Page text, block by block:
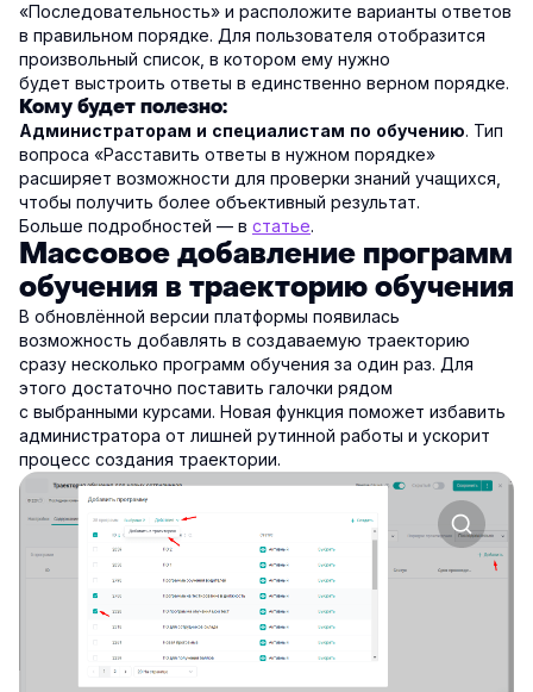
«Последовательность» и расположите варианты ответов
в правильном порядке. Для пользователя отобразится
произвольный список, в котором ему нужно
будет выстроить ответы в единственно верном порядке.
Кому будет полезно:
Администраторам и специалистам по обучению. Тип
вопроса «Расставить ответы в нужном порядке»
расширяет возможности для проверки знаний учащихся,
чтобы получить более объективный результат.
Больше подробностей — в статье.
Массовое добавление программ
обучения в траекторию обучения
В обновлённой версии платформы появилась
возможность добавлять в создаваемую траекторию
сразу несколько программ обучения за один раз. Для
этого достаточно поставить галочки рядом
с выбранными курсами. Новая функция поможет избавить
администратора от лишней рутинной работы и ускорит
процесс создания траектории.